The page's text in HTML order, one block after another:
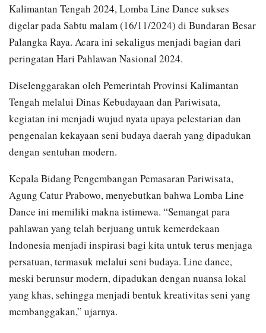
Kalimantan Tengah 2024, Lomba Line Dance sukses
digelar pada Sabtu malam (16/11/2024) di Bundaran Besar
Palangka Raya. Acara ini sekaligus menjadi bagian dari
peringatan Hari Pahlawan Nasional 2024.
Diselenggarakan oleh Pemerintah Provinsi Kalimantan
Tengah melalui Dinas Kebudayaan dan Pariwisata,
kegiatan ini menjadi wujud nyata upaya pelestarian dan
pengenalan kekayaan seni budaya daerah yang dipadukan
dengan sentuhan modern.
Kepala Bidang Pengembangan Pemasaran Pariwisata,
Agung Catur Prabowo, menyebutkan bahwa Lomba Line
Dance ini memiliki makna istimewa. “Semangat para
pahlawan yang telah berjuang untuk kemerdekaan
Indonesia menjadi inspirasi bagi kita untuk terus menjaga
persatuan, termasuk melalui seni budaya. Line dance,
meski berunsur modern, dipadukan dengan nuansa lokal
yang khas, sehingga menjadi bentuk kreativitas seni yang
membanggakan,” ujarnya.